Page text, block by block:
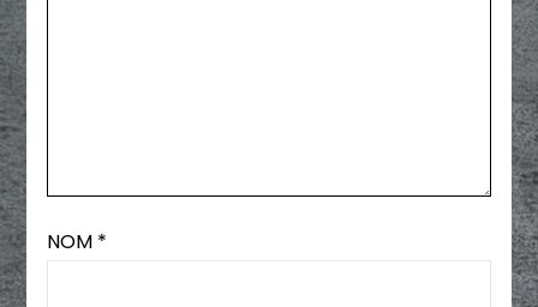
NOM *